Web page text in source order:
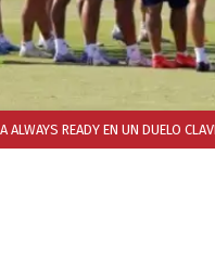
ALWAYS READY EN UN DUELO